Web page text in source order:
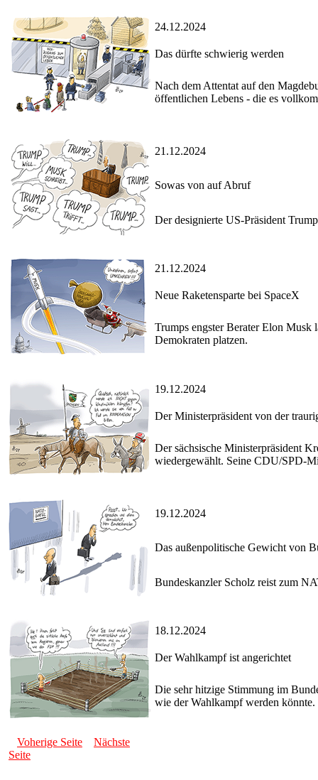
24.12.2024
Das dürfte schwierig werden
Nach dem Attentat auf den
öffentlichen Lebens - die es
21.12.2024
Sowas von auf Abruf
Der designierte US-Präsident
21.12.2024
Neue Raketensparte bei SpaceX
Trumps engster Berater Elon Musk
Demokraten platzen.
19.12.2024
Der Ministerpräsident von der
Der sächsische Ministerpräsident
wiedergewählt. Seine CDU/SPD-
19.12.2024
Das außenpolitische Gewicht von
Bundeskanzler Scholz reist zum
18.12.2024
Der Wahlkampf ist angerichtet
Die sehr hitzige Stimmung im
wie der Wahlkampf werden könnte.
Voherige Seite
Nächste
Seite